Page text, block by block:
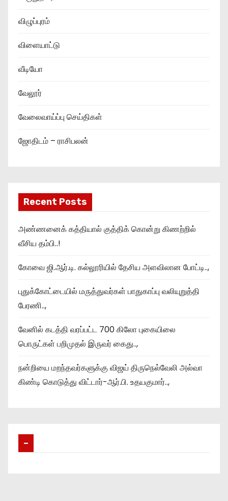
விழுப்புரம்
விளையாட்டு
வீடியோ
வேலூர்
வேலைவாய்ப்பு செய்திகள்
ஜோதிடம் – ராசிபலன்
Recent Posts
அண்ணனைக் கத்தியால் குத்திக் கொன்று கிணற்றில்
வீசிய தம்பி..!
கோவை ஜி.ஆர்.டி. கல்லூரியில் தேசிய அளவிலான போட்டி..,
புதுக்கோட்டையில் மருத்துவர்கள் பாதுகாப்பு வலியுறுத்தி
பேரணி..,
வேனில் கடத்தி வரப்பட்ட 700 கிலோ புகையிலை
பொருட்கள் பறிமுதல் இருவர் கைது..,
நன்றியை மறந்தவர்களுக்கு விஜய் திருநெல்வேலி அல்வா
கிண்டி கொடுத்து விட்டார்-ஆர்‌.பி. உதயகுமார்..,
–